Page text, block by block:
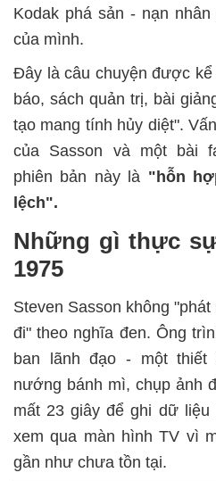
Kodak phá sản - nạn
của mình.
Đây là câu chuyện được
báo, sách quản trị, bài
tạo mang tính hủy diệt".
của Sasson và một bài
phiên bản này là "hỗn
lệch".
Những gì thực
1975
Steven Sasson không
đi" theo nghĩa đen. Ông
ban lãnh đạo - một
nướng bánh mì, chụp ảnh
mất 23 giây để ghi dữ liệu
xem qua màn hình TV vì
gần như chưa tồn tại.